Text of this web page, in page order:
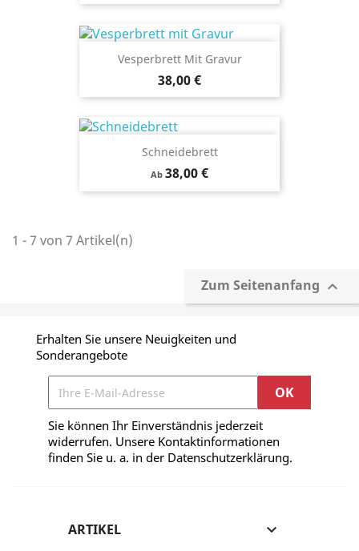
Vesperbrett Mit Gravur
38,00 €
Schneidebrett
Ab 38,00 €
1 - 7 von 7 Artikel(n)
Zum Seitenanfang 
Erhalten Sie unsere Neuigkeiten und
Sonderangebote
Sie können Ihr Einverständnis jederzeit
widerrufen. Unsere Kontaktinformationen
finden Sie u. a. in der Datenschutzerklärung.
ARTIKEL 